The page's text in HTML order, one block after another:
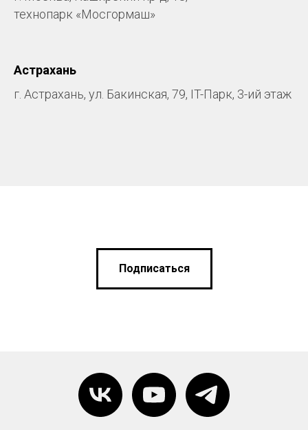
технопарк «Мосгормаш»
Астрахань
г. Астрахань, ул. Бакинская, 79, IT-Парк, 3-ий этаж
Подписаться